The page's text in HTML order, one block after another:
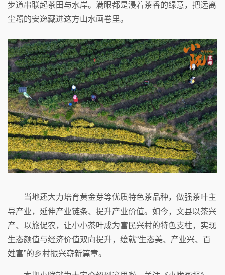
步道串联起茶田与水岸。满眼都是浸着茶香的绿意，把远离
尘嚣的安逸藏进这方山水画卷里。
当地还大力培育黄金芽等优质特色茶品种，做强茶叶主
导产业，延伸产业链条、提升产业价值。如今，文县以茶兴
产、以旅促农，让小小茶叶成为富民兴村的特色支柱，实现
生态颜值与经济价值双向提升，绘就“生态美、产业兴、百
姓富”的乡村振兴崭新篇章。